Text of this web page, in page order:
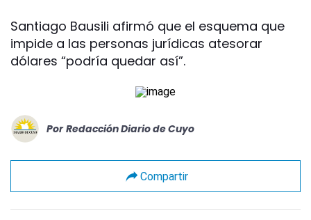
Santiago Bausili afirmó que el esquema que
impide a las personas jurídicas atesorar
dólares “podría quedar así”.
Por Redacción Diario de Cuyo
Compartir